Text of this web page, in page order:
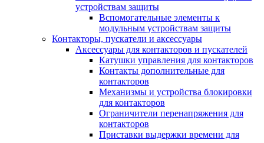
устройствам защиты
Вспомогательные элементы к
модульным устройствам защиты
Контакторы, пускатели и аксессуары
Аксессуары для контакторов и пускателей
Катушки управления для контакторов
Контакты дополнительные для
контакторов
Механизмы и устройства блокировки
для контакторов
Ограничители перенапряжения для
контакторов
Приставки выдержки времени для